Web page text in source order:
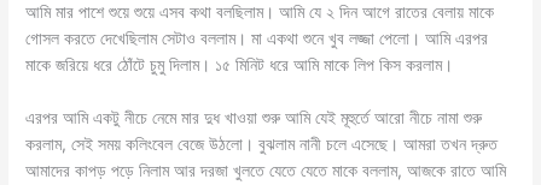
আমি মার পাশে শুয়ে শুয়ে এসব কথা বলছিলাম। আমি যে ২ দিন আগে রাতের বেলায় মাকে
গোসল করতে দেখেছিলাম সেটাও বললাম। মা একথা শুনে খুব লজ্জা পেলো। আমি এরপর
মাকে জরিয়ে ধরে ঠোঁটে চুমু দিলাম। ১৫ মিনিট ধরে আমি মাকে লিপ কিস করলাম।
এরপর আমি একটু নীচে নেমে মার দুধ খাওয়া শুরু আমি যেই মূহুর্তে আরো নীচে নামা শুরু
করলাম, সেই সময় কলিংবেল বেজে উঠলো। বুঝলাম নানী চলে এসেছে। আমরা তখন দ্রুত
আমাদের কাপড় পড়ে নিলাম আর দরজা খুলতে যেতে যেতে মাকে বললাম, আজকে রাতে আমি